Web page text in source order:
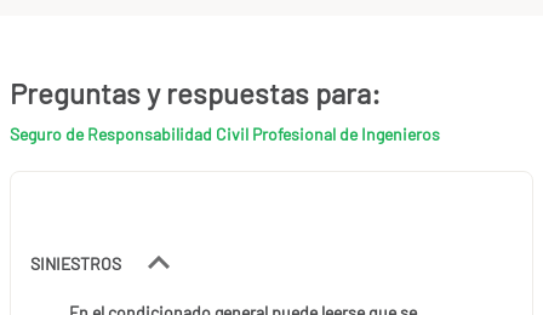
Preguntas y respuestas para:
Seguro de Responsabilidad Civil Profesional de Ingenieros
SINIESTROS